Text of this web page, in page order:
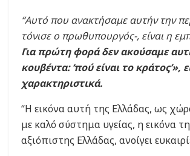
“Αυτό που ανακτήσαμε αυτήν την
τόνισε ο πρωθυπουργός-, είναι η
Για πρώτη φορά δεν ακούσαμε
κουβέντα: ‘πού είναι το κράτος’»,
χαρακτηριστικά.
“Η εικόνα αυτή της Ελλάδας, ως
με καλό σύστημα υγείας, η εικόνα
αξιόπιστης Ελλάδας, ανοίγει